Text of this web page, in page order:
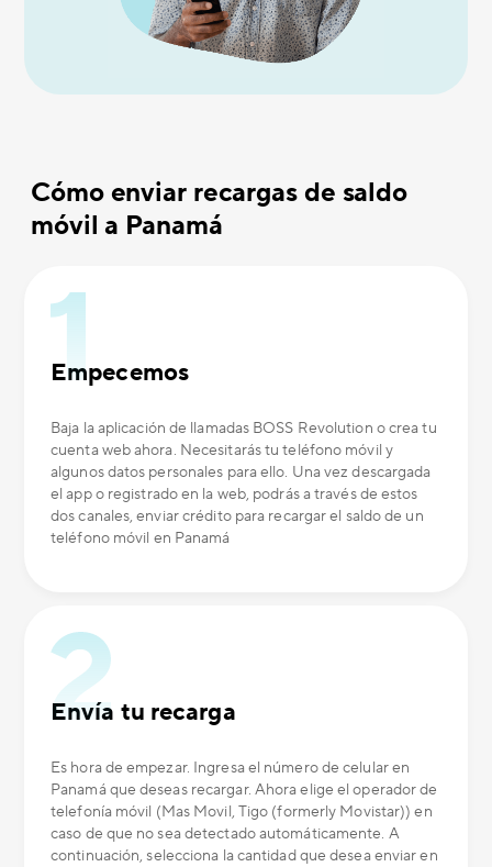
Cómo enviar recargas de saldo
móvil a Panamá
Empecemos
Baja la aplicación de llamadas BOSS Revolution o crea tu
cuenta web ahora. Necesitarás tu teléfono móvil y
algunos datos personales para ello. Una vez descargada
el app o registrado en la web, podrás a través de estos
dos canales, enviar crédito para recargar el saldo de un
teléfono móvil en Panamá
Envía tu recarga
Es hora de empezar. Ingresa el número de celular en
Panamá que deseas recargar. Ahora elige el operador de
telefonía móvil (Mas Movil, Tigo (formerly Movistar)) en
caso de que no sea detectado automáticamente. A
continuación, selecciona la cantidad que desea enviar en